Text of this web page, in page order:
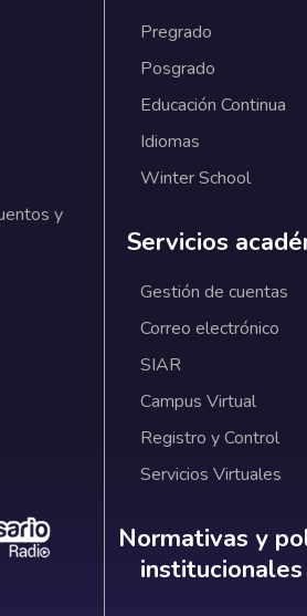
y
Pregrado
Posgrado
Educación Continua
Idiomas
Winter School
Servicios
Gestión de cuentas
Correo electrónico
SIAR
Campus Virtual
Registro y Control
Servicios Virtuales
Normativas
Normativas y
institucionales